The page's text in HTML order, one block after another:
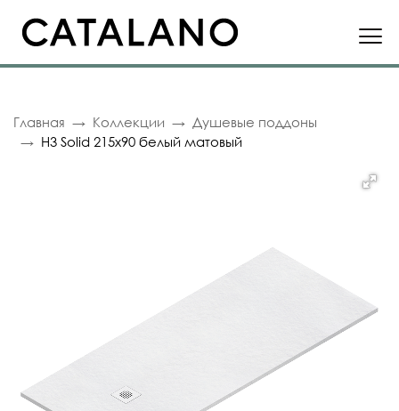
Главная Коллекции
Душевые поддоны
H3 Solid 215x90 белый матовый